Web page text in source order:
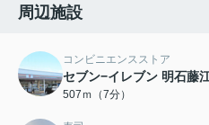
周辺施設
コンビニエンスストア
セブン−イレブン 明石藤
507ｍ（7分）